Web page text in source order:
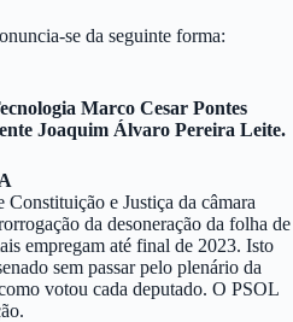
se da seguinte forma:
Marco Cesar Pontes
Joaquim Álvaro Pereira Leite.
e Justiça da câmara
da desoneração da folha de
empregam até final de 2023. Isto
sem passar pelo plenário da
votou cada deputado. O PSOL